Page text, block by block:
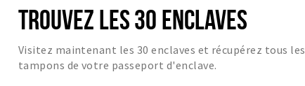
TROUVEZ LES 30 ENCLAVES
Visitez maintenant les 30 enclaves et récupérez tous les
tampons de votre passeport d'enclave.